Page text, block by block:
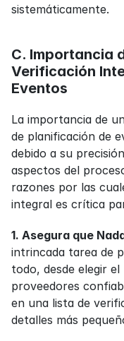
sistemáticamente.
C. Importancia
Verificación
Eventos
La importancia de
de planificación de
debido a su
aspectos del
razones por las
integral es crítica
1. Asegura que
intrincada tarea de
todo, desde elegir
proveedores
en una lista de
detalles más